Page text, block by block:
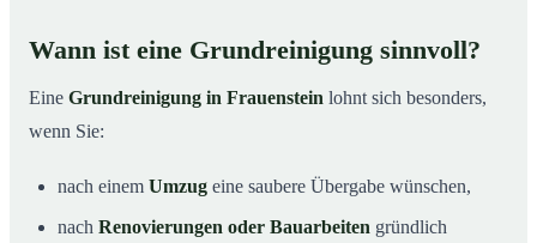
Wann ist eine Grundreinigung sinnvoll?
Eine Grundreinigung in Frauenstein lohnt sich besonders,
wenn Sie:
nach einem Umzug eine saubere Übergabe wünschen,
nach Renovierungen oder Bauarbeiten gründlich